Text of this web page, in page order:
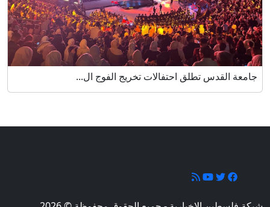
جامعة القدس تطلق احتفالات تخريج الفوج ال...